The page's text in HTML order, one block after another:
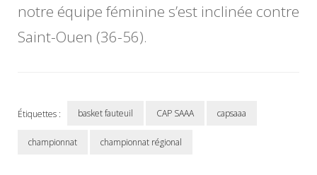
notre équipe féminine s’est inclinée contre
Saint-Ouen (36-56).
Étiquettes : basket fauteuil CAP SAAA capsaaa
championnat championnat régional